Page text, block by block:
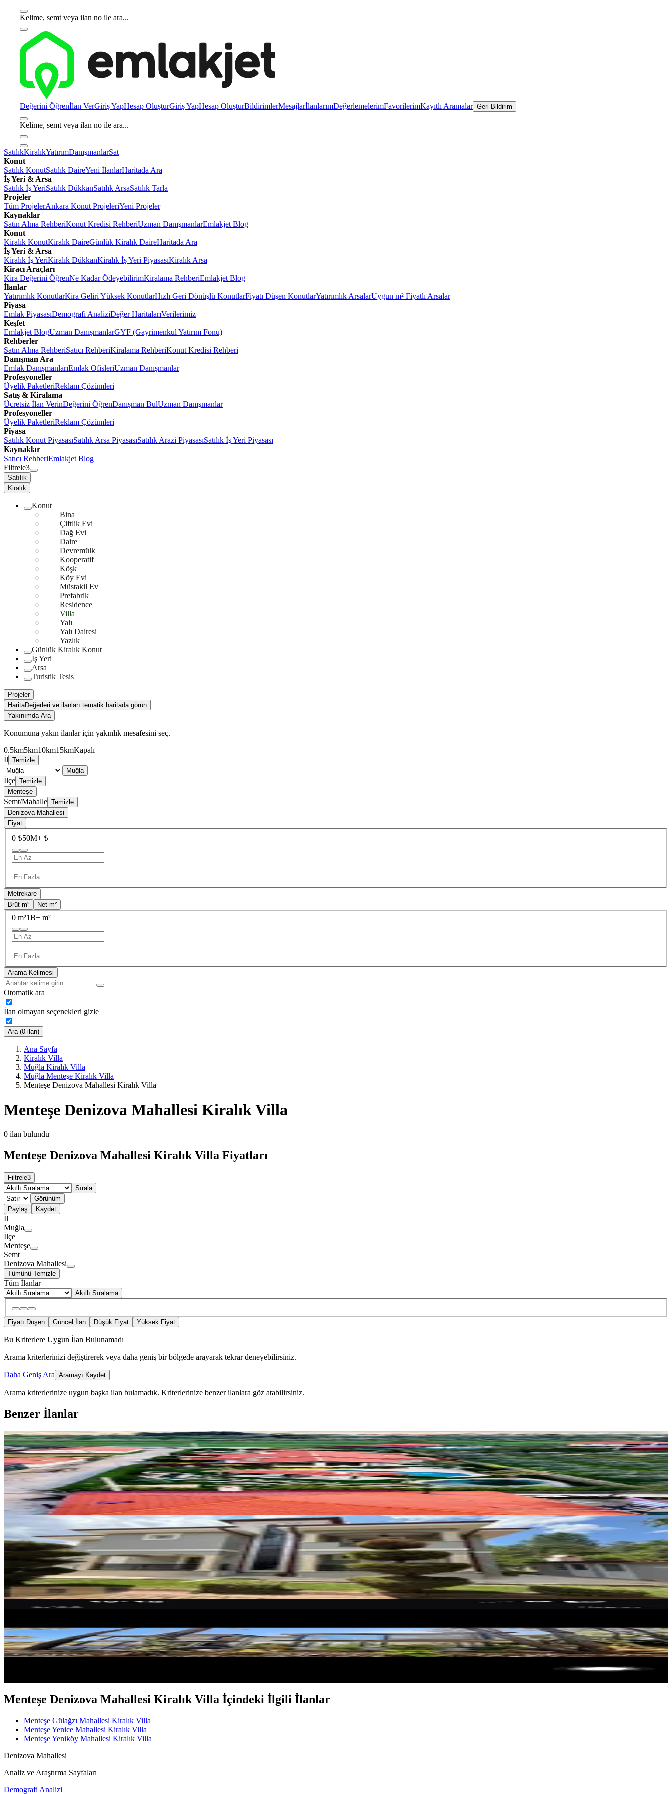
Kelime, semt veya ilan no ile ara...
Değerini Öğrenİlan VerGiriş YapHesap OluşturGiriş YapHesap OluşturBildirimlerMesajlarİlanlarımDeğerlemelerimFavorilerimKayıtlı Aramalar Geri Bildirim
Kelime, semt veya ilan no ile ara...
SatılıkKiralıkYatırımDanışmanlarSat
Konut
Satılık KonutSatılık DaireYeni İlanlarHaritada Ara
İş Yeri & Arsa
Satılık İş YeriSatılık DükkanSatılık ArsaSatılık Tarla
Projeler
Tüm ProjelerAnkara Konut ProjeleriYeni Projeler
Kaynaklar
Satın Alma RehberiKonut Kredisi RehberiUzman DanışmanlarEmlakjet Blog
Konut
Kiralık KonutKiralık DaireGünlük Kiralık DaireHaritada Ara
İş Yeri & Arsa
Kiralık İş YeriKiralık DükkanKiralık İş Yeri PiyasasıKiralık Arsa
Kiracı Araçları
Kira Değerini ÖğrenNe Kadar ÖdeyebilirimKiralama RehberiEmlakjet Blog
İlanlar
Yatırımlık KonutlarKira Geliri Yüksek KonutlarHızlı Geri Dönüşlü KonutlarFiyatı Düşen KonutlarYatırımlık ArsalarUygun m² Fiyatlı Arsalar
Piyasa
Emlak PiyasasıDemografi AnaliziDeğer HaritalarıVerilerimiz
Keşfet
Emlakjet BlogUzman DanışmanlarGYF (Gayrimenkul Yatırım Fonu)
Rehberler
Satın Alma RehberiSatıcı RehberiKiralama RehberiKonut Kredisi Rehberi
Danışman Ara
Emlak DanışmanlarıEmlak OfisleriUzman Danışmanlar
Profesyoneller
Üyelik PaketleriReklam Çözümleri
Satış & Kiralama
Ücretsiz İlan VerinDeğerini ÖğrenDanışman BulUzman Danışmanlar
Profesyoneller
Üyelik PaketleriReklam Çözümleri
Piyasa
Satılık Konut PiyasasıSatılık Arsa PiyasasıSatılık Arazi PiyasasıSatılık İş Yeri Piyasası
Kaynaklar
Satıcı RehberiEmlakjet Blog
Filtrele3
Satılık
Kiralık
Konut
Bina
Çiftlik Evi
Dağ Evi
Daire
Devremülk
Kooperatif
Köşk
Köy Evi
Müstakil Ev
Prefabrik
Residence
Villa
Yalı
Yalı Dairesi
Yazlık
Günlük Kiralık Konut
İş Yeri
Arsa
Turistik Tesis
Projeler
HaritaDeğerleri ve ilanları tematik haritada görün
Yakınımda Ara
Konumuna yakın ilanlar için yakınlık mesafesini seç.
0.5km5km10km15kmKapalı
İl Temizle
Muğla
İlçe Temizle
Menteşe
Semt/Mahalle Temizle
Denizova Mahallesi
Fiyat
0 ₺50M+ ₺
—
Metrekare
Brüt m²
Net m²
0 m²1B+ m²
—
Arama Kelimesi
Otomatik ara
İlan olmayan seçenekleri gizle
Ara (0 ilan)
Ana Sayfa
Kiralık Villa
Muğla Kiralık Villa
Muğla Menteşe Kiralık Villa
Menteşe Denizova Mahallesi Kiralık Villa
Menteşe Denizova Mahallesi Kiralık Villa
0 ilan bulundu
Menteşe Denizova Mahallesi Kiralık Villa Fiyatları
Filtrele3
Sırala
Görünüm
Paylaş
Kaydet
İl
Muğla
İlçe
Menteşe
Semt
Denizova Mahallesi
Tümünü Temizle
Tüm İlanlar
Akıllı Sıralama
Fiyatı Düşen Güncel İlan Düşük Fiyat Yüksek Fiyat
Bu Kriterlere Uygun İlan Bulunamadı
Arama kriterlerinizi değiştirerek veya daha geniş bir bölgede arayarak tekrar deneyebilirsiniz.
Daha Geniş Ara Aramayı Kaydet
Arama kriterlerinize uygun başka ilan bulamadık. Kriterlerinize benzer ilanlara göz atabilirsiniz.
Benzer İlanlar
MANZARALI
Muğla Yenice'de Müstakil Bahçeli Havuzlu Kiralık 3+1 Villa
Menteşe, Yenice Mahallesi
3+1·130 m²·27.07.2026
110.000 ₺
MUĞLA KAMPÜS EMLAKKAMPUS EMLAK
Ara
Yeniköyde Site İçinde Eşyalı,kiralık,260 M² Lüks Müstakil Villa
Menteşe, Yeniköy Mahallesi
3+1·310 m²·26.06.2026
110.000 ₺
DM Ticaret Gayrimenkul Yatırım Ltd.Duygu Madenoğlu
Ara
Menteşe, Gülağzı Mahallesi
5+1·340 m²·25.05.2026
VİP GAYRİMENKUL DANIŞMANLIĞIÖmer Emre
Ara
Menteşe Denizova Mahallesi Kiralık Villa İçindeki İlgili İlanlar
Menteşe Gülağzı Mahallesi Kiralık Villa
Menteşe Yenice Mahallesi Kiralık Villa
Menteşe Yeniköy Mahallesi Kiralık Villa
Denizova Mahallesi
Analiz ve Araştırma Sayfaları
Demografi Analizi